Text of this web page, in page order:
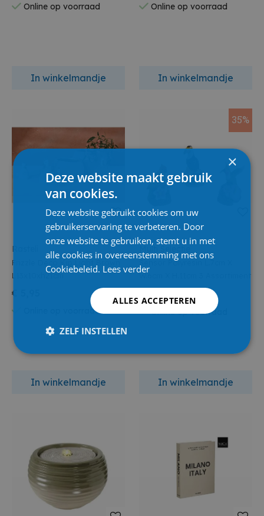
Online op voorraad
In winkelmandje
Online op voorraad
In winkelmandje
Rasteli
Frizzle Deco Kip Light Brown
L13x10xh21cm
€ 5,95
Online op voorraad
In winkelmandje
35%
Multi Selectie
Sensor Polyresin L.7cm X
W.6cm X H.11cm 3 Assortiment
Online op voorraad
In winkelmandje
×
Deze website maakt gebruik
van cookies.
Deze website gebruikt cookies om uw
gebruikerservaring te verbeteren. Door
onze website te gebruiken, stemt u in met
alle cookies in overeenstemming met ons
Cookiebeleid. Lees verder
ALLES ACCEPTEREN
ZELF INSTELLEN